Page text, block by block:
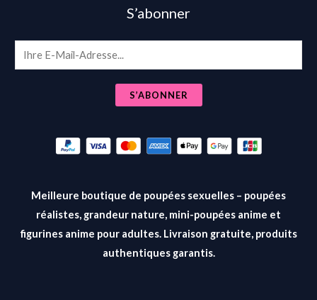
S’abonner
m
S’ABONNER
Meilleure boutique de poupées sexuelles – poupées
réalistes, grandeur nature, mini-poupées anime et
figurines anime pour adultes. Livraison gratuite, produits
authentiques garantis.